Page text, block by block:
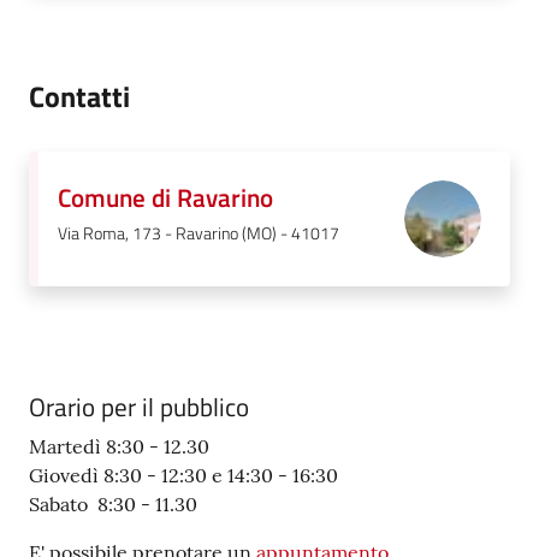
Contatti
Comune di Ravarino
Via Roma, 173 - Ravarino (MO) - 41017
Orario per il pubblico
Martedì 8:30 - 12.30
Giovedì 8:30 - 12:30 e 14:30 - 16:30
Sabato 8:30 - 11.30
E' possibile prenotare un appuntamento